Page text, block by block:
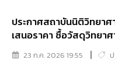
ประกาศสถาบันนิติวิทยาศ
เสนอราคา ซื้อวัสดุวิทยา
รายการโดยวิธีคัดเลือก
23 ก.ค. 2026 19:55